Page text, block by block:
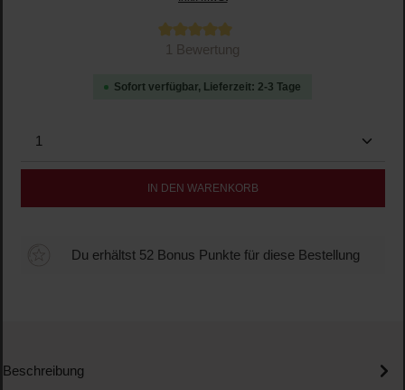
Durchschnittliche Bewertung von 5 von 5 Sternen
1 Bewertung
Sofort verfügbar, Lieferzeit: 2-3 Tage
Produkt Anzahl: Gib den gewünschten Wert ein
IN DEN WARENKORB
Du erhältst 52 Bonus Punkte für diese Bestellung
Beschreibung